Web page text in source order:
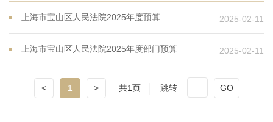
上海市宝山区人民法院2025年度预算 2025-02-11
上海市宝山区人民法院2025年度部门预算 2025-02-11
< 1 > 共1页 跳转 GO